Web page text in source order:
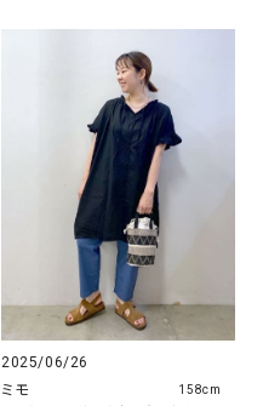
2025/06/26
ミモ
158cm